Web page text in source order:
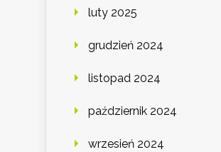
luty 2025
grudzień 2024
listopad 2024
październik 2024
wrzesień 2024